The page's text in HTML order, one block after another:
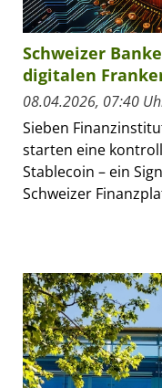
Schweizer
digitalen
08.04.2026, 07:40
Sieben
starten eine
Stablecoin – ein
Schweizer